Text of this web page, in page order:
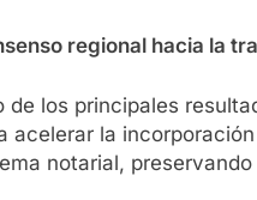
regional hacia la
de los principales
acelerar la
notarial,